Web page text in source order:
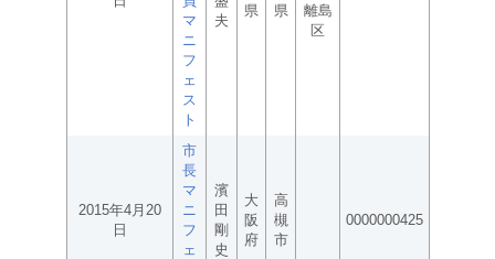
マ
ニ
フ
ェ
ス
ト
夫
県
県
離島
区
2015年4月20
日
市
長
マ
ニ
フ
ェ
濱
田
剛
史
大
阪
府
高
槻
市
0000000425